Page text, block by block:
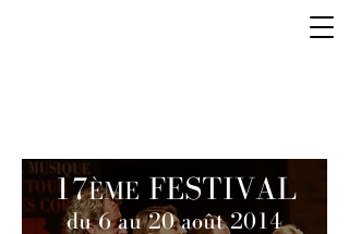
17ÈME FESTIVAL
du 6 au 20 août 2014